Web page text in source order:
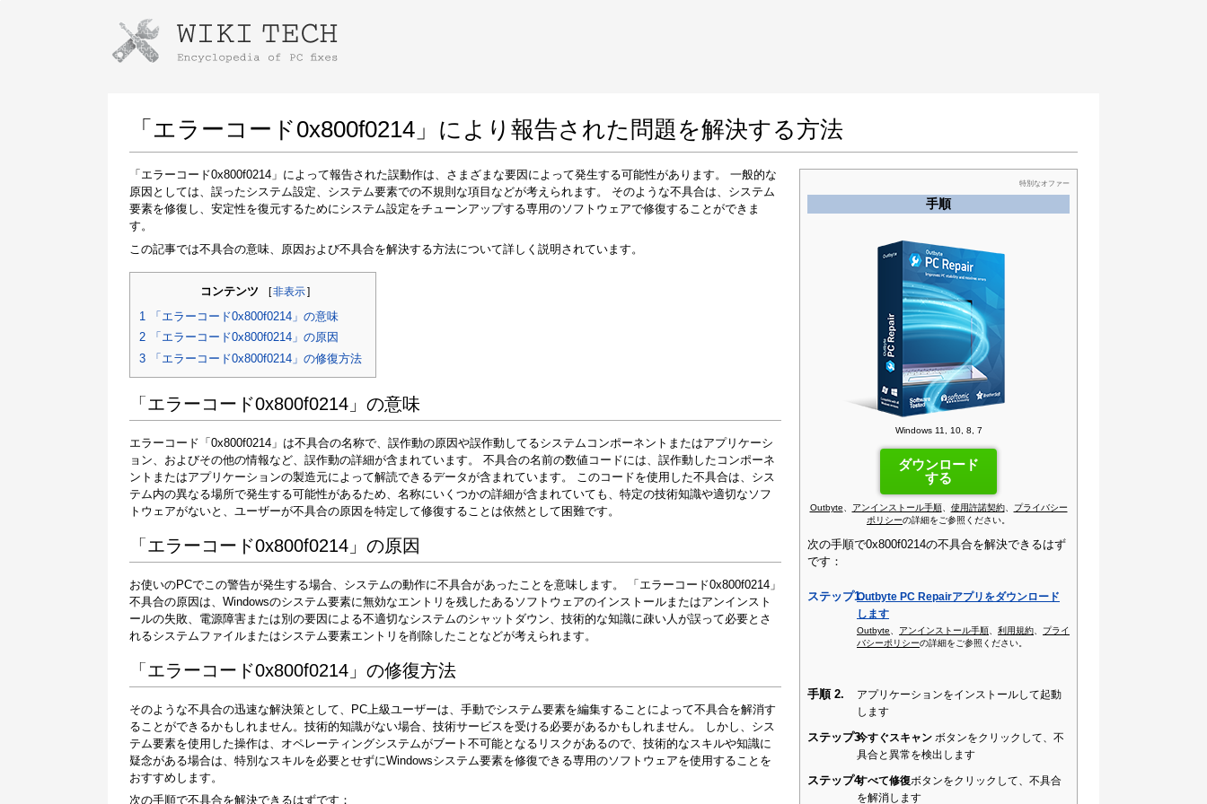
「エラーコード0x800f0214」により報告された問題を解決する方法
特別なオファー
手順
Windows 11, 10, 8, 7
ダウンロード
する
Outbyte アンインストール手順、 使用許諾契約、
プライバシー
ポリシーの詳細をご参照ください。
次の手順で0x800f0214の不具合を解決できるはず
です：
ステップ1.Outbyte PC Repairアプリをダウンロード
します
Outbyte アンインストール手順 利用規約
プライ
バシーポリシーの詳細をご参照ください。
手順 2.
アプリケーションをインストールして起動
します
ステップ3今すぐスキャン ボタンをクリックして、不
具合と異常を検出します
ステップ4すべて修復ボタンをクリックして、不具合
を解消します
「エラーコード0x800f0214」によって報告された誤動作は、さまざまな要因によって発生する可能性があります。 一般的な
原因としては、誤ったシステム設定、システム要素での不規則な項目などが考えられます。 そのような不具合は、システム
要素を修復し、安定性を復元するためにシステム設定をチューンアップする専用のソフトウェアで修復することができま
す。
この記事では不具合の意味、原因および不具合を解決する方法について詳しく説明されています。
コンテンツ [非表示]
1
「エラーコード0x800f0214」の意味
2
「エラーコード0x800f0214」の原因
3
「エラーコード0x800f0214」の修復方法
「エラーコード0x800f0214」の意味
エラーコード「0x800f0214」は不具合の名称で、誤作動の原因や誤作動してるシステムコンポーネントまたはアプリケーシ
ョン、およびその他の情報など、誤作動の詳細が含まれています。 不具合の名前の数値コードには、誤作動したコンポーネ
ントまたはアプリケーションの製造元によって解読できるデータが含まれています。 このコードを使用した不具合は、シス
テム内の異なる場所で発生する可能性があるため、名称にいくつかの詳細が含まれていても、特定の技術知識や適切なソフ
トウェアがないと、ユーザーが不具合の原因を特定して修復することは依然として困難です。
「エラーコード0x800f0214」の原因
お使いのPCでこの警告が発生する場合、システムの動作に不具合があったことを意味します。 「エラーコード0x800f0214」
不具合の原因は、Windowsのシステム要素に無効なエントリを残したあるソフトウェアのインストールまたはアンインスト
ールの失敗、電源障害または別の要因による不適切なシステムのシャットダウン、技術的な知識に疎い人が誤って必要とさ
れるシステムファイルまたはシステム要素エントリを削除したことなどが考えられます。
「エラーコード0x800f0214」の修復方法
そのような不具合の迅速な解決策として、PC上級ユーザーは、手動でシステム要素を編集することによって不具合を解消す
ることができるかもしれません。技術的知識がない場合、技術サービスを受ける必要があるかもしれません。 しかし、シス
テム要素を使用した操作は、オペレーティングシステムがブート不可能となるリスクがあるので、技術的なスキルや知識に
疑念がある場合は、特別なスキルを必要とせずにWindowsシステム要素を修復できる専用のソフトウェアを使用することを
おすすめします。
次の手順で不具合を解決できるはずです：
Instructions for downloading using Google Chrome
Once the download is complete, click on the
downloaded file link